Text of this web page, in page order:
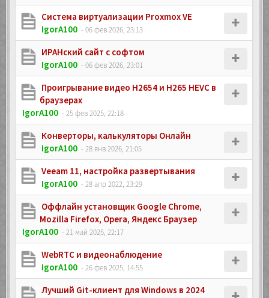
Система виртуализации Proxmox VE
IgorA100 - 06 фев 2026, 23:13
ИРАНский сайт с софтом
IgorA100 - 06 фев 2026, 23:01
Проигрывание видео H2654 и H265 HEVC в
браузерах
IgorA100 - 25 фев 2025, 22:18
Конверторы, калькуляторы Онлайн
IgorA100 - 28 янв 2026, 21:05
Veeam 11, настройка развертывания
IgorA100 - 28 апр 2022, 23:29
Oффлайн установщик Google Chrome,
Mozilla Firefox, Opera, Яндекс Браузер
IgorA100 - 21 май 2025, 22:17
WebRTC и видеонаблюдение
IgorA100 - 26 фев 2025, 14:55
Лучший Git-клиент для Windows в 2024